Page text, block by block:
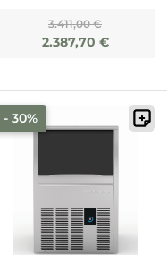
3.411,00€
2.387,70 €
- 30%